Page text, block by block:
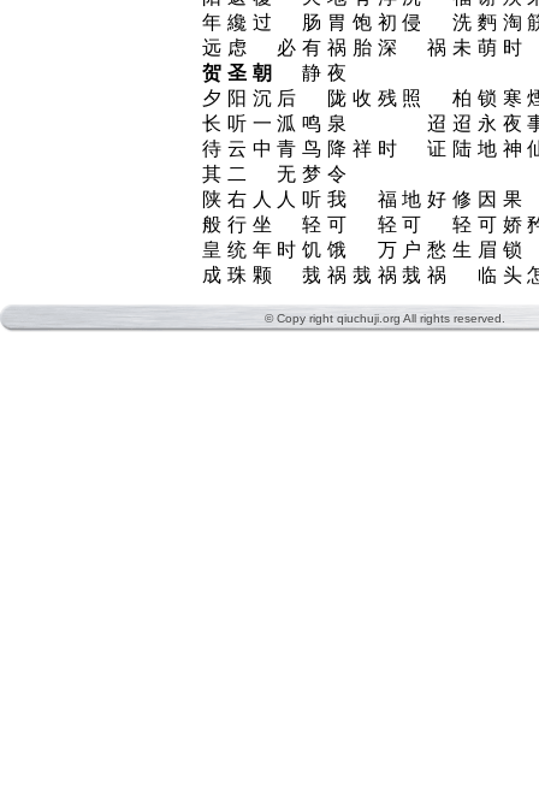
年纔过 肠胃饱初侵 洗麪
远虑 必有祸胎深 祸未萌时
贺圣朝
静夜
夕阳沉后 陇收残照 柏锁
长听一泒鸣泉 迢迢永夜
待云中青鸟降祥时 证陆地神
其二 无梦令
陕右人人听我 福地好修因
般行坐 轻可 轻可 轻可娇
皇统年时饥饿 万户愁生眉
成珠颗 烖祸烖祸烖祸 临头
© Copy right qiuchuji.org All rights reserved.